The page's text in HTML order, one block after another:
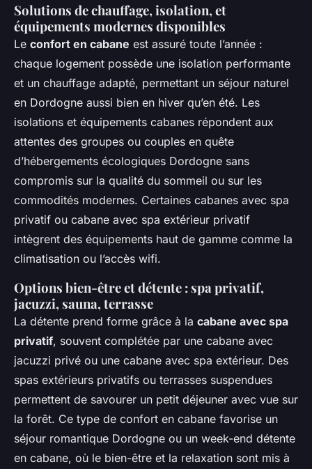
Solutions de chauffage, isolation, et
équipements modernes disponibles
Le confort en cabane est assuré toute l’année :
chaque logement possède une isolation performante
et un chauffage adapté, permettant un séjour naturel
en Dordogne aussi bien en hiver qu’en été. Les
isolations et équipements cabanes répondent aux
attentes des groupes ou couples en quête
d’hébergements écologiques Dordogne sans
compromis sur la qualité du sommeil ou sur les
commodités modernes. Certaines cabanes avec spa
privatif ou cabane avec spa extérieur privatif
intègrent des équipements haut de gamme comme la
climatisation ou l’accès wifi.
Options bien-être et détente : spa privatif,
jacuzzi, sauna, terrasse
La détente prend forme grâce à la cabane avec spa
privatif, souvent complétée par une cabane avec
jacuzzi privé ou une cabane avec spa extérieur. Des
spas extérieurs privatifs ou terrasses suspendues
permettent de savourer un petit déjeuner avec vue sur
la forêt. Ce type de confort en cabane favorise un
séjour romantique Dordogne ou un week-end détente
en cabane, où le bien-être et la relaxation sont mis à